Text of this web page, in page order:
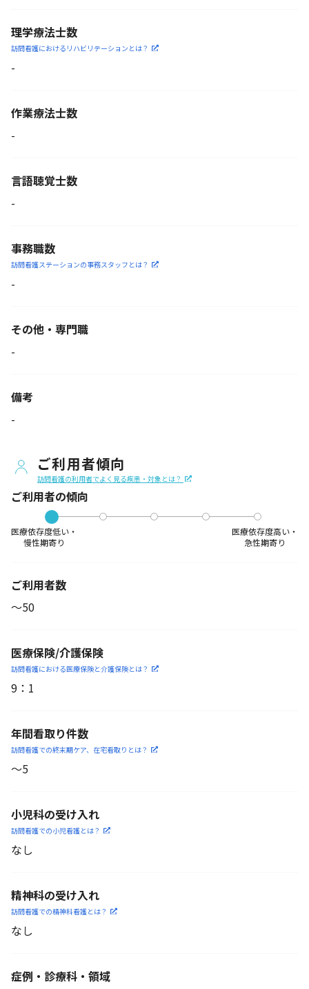
理学療法士数
訪問看護におけるリハビリ テーションとは？
-
作業療法士数
-
言語聴覚士数
-
事務職数
訪問看護ステーションの事務スタッフとは？
-
その他・専門職
-
備考
-
ご利用者傾向
訪問看護の利用者でよく見る疾患・対象とは？
ご利用者の傾向
医療依存度低い・
慢性期寄り
医療依存度高い・
急性期寄り
ご利用者数
〜50
医療保険/介護保険
訪問看護における医療保険と介護保険とは？
9 ： 1
年間看取り件数
訪問看護での終末期ケア、 在宅看取りとは？
〜5
小児科の受け入れ
訪問看護での小児看護とは？
なし
精神科の受け入れ
訪問看護での精神科看護とは？
なし
症例・診療科・ 領域